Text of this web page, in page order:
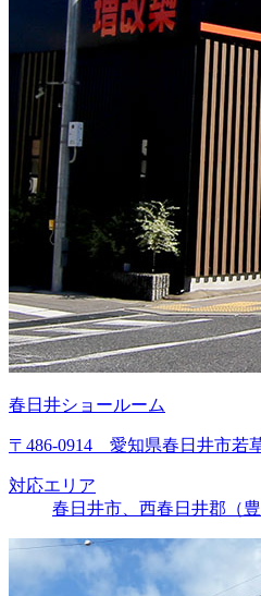
春日井ショールーム
〒486-0914 愛知県春日井市若
対応エリア
春日井市、西春日井郡（豊